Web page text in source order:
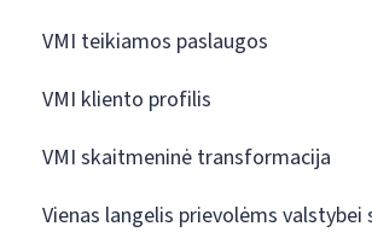
VMI teikiamos paslaugos
VMI kliento profilis
VMI skaitmeninė transformacija
Vienas langelis prievolėms